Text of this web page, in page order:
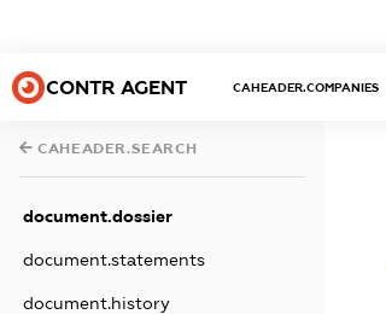
CONTR AGENT CAHEADER.COMPANIES
CAHEADER.SEARCH
document.dossier
document.statements
document.history